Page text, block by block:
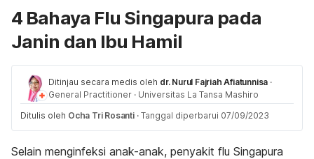
4 Bahaya Flu Singapura pada
Janin dan Ibu Hamil
Ditinjau secara medis oleh dr. Nurul Fajriah Afiatunnisa ·
General Practitioner · Universitas La Tansa Mashiro
Ditulis oleh Ocha Tri Rosanti · Tanggal diperbarui 07/09/2023
Selain menginfeksi anak-anak, penyakit flu Singapura